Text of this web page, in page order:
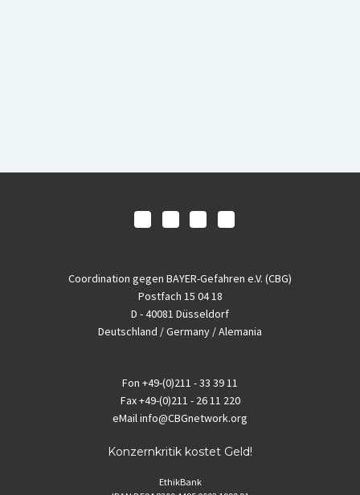
Coordination gegen BAYER-Gefahren e.V. (CBG)
Postfach 15 04 18
D - 40081 Düsseldorf
Deutschland / Germany / Alemania
Fon +49-(0)211 - 33 39 11
Fax+49-(0)211 - 26 11 220
eMailinfo@CBGnetwork.org
Konzernkritik kostet Geld!
EthikBank